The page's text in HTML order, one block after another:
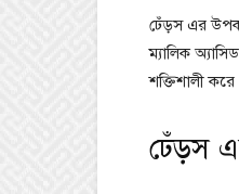
ঢেঁড়স এর
ম্যালিক
শক্তিশালী
ঢেঁড়স